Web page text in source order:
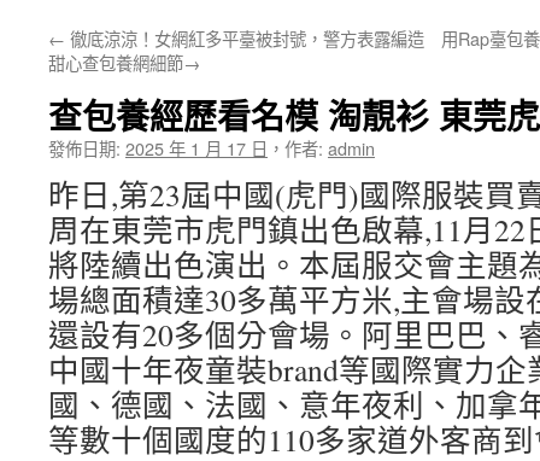
← 徹底涼涼！女網紅多平臺被封號，警方表露編造
甜心查包養網細節→
用Rap臺包
查包養經歷看名模 淘靚衫 東莞
發佈日期: 2025 年 1 月 17 日 ， 作者: admin
昨日,第23屆中國(虎門)國際服裝買
周在東莞市虎門鎮出色啟幕,11月
將陸續出色演出。本屆服交會主題
場總面積達30多萬平方米,主會場
還設有20多個分會場。阿里巴巴、
中國十年夜童裝brand等國際實力
國、德國、法國、意年夜利、加拿
等數十個國度的110多家道外客商